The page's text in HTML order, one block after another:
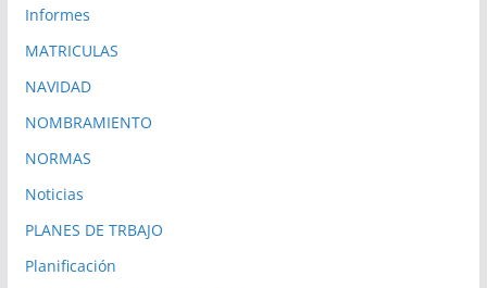
Informes
MATRICULAS
NAVIDAD
NOMBRAMIENTO
NORMAS
Noticias
PLANES DE TRBAJO
Planificación